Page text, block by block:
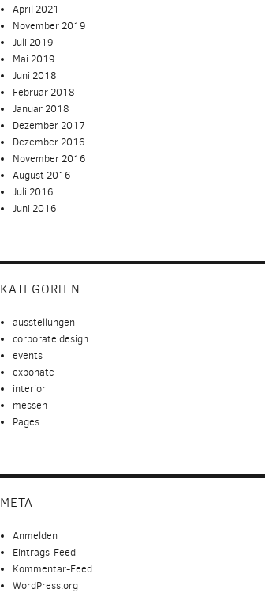
April 2021
November 2019
Juli 2019
Mai 2019
Juni 2018
Februar 2018
Januar 2018
Dezember 2017
Dezember 2016
November 2016
August 2016
Juli 2016
Juni 2016
KATEGORIEN
ausstellungen
corporate design
events
exponate
interior
messen
Pages
META
Anmelden
Eintrags-Feed
Kommentar-Feed
WordPress.org